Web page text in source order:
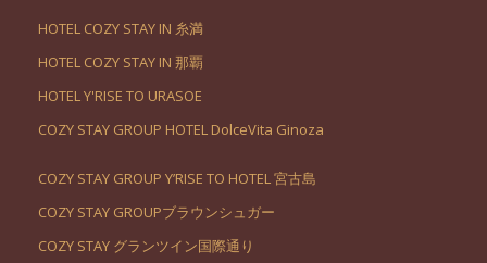
HOTEL COZY STAY IN 糸満
HOTEL COZY STAY IN 那覇
HOTEL Y'RISE TO URASOE
COZY STAY GROUP HOTEL DolceVita Ginoza
COZY STAY GROUP Y’RISE TO HOTEL 宮古島
COZY STAY GROUPブラウンシュガー
COZY STAY グランツイン国際通り